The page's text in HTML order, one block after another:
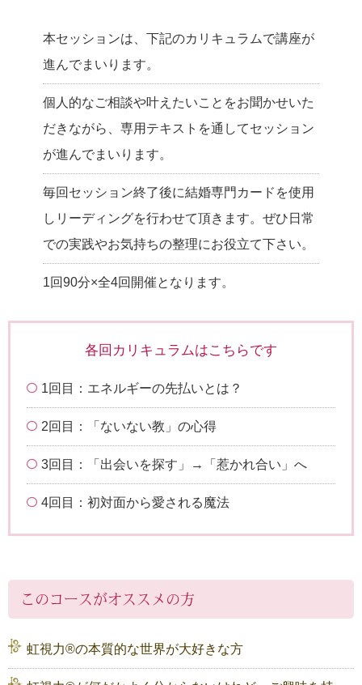
本セッションは、下記のカリキュラムで講座が
進んでまいります。
個人的なご相談や叶えたいことをお聞かせいた
だきながら、専用テキストを通してセッション
が進んでまいります。
毎回セッション終了後に結婚専門カードを使用
しリーディングを行わせて頂きます。ぜひ日常
での実践やお気持ちの整理にお役立て下さい。
1回90分×全4回開催となります。
各回カリキュラムはこちらです
1回目：エネルギーの先払いとは？
2回目：「ないない教」の心得
3回目：「出会いを探す」→「惹かれ合い」へ
4回目：初対面から愛される魔法
このコースがオススメの方
虹視力®︎の本質的な世界が大好きな方